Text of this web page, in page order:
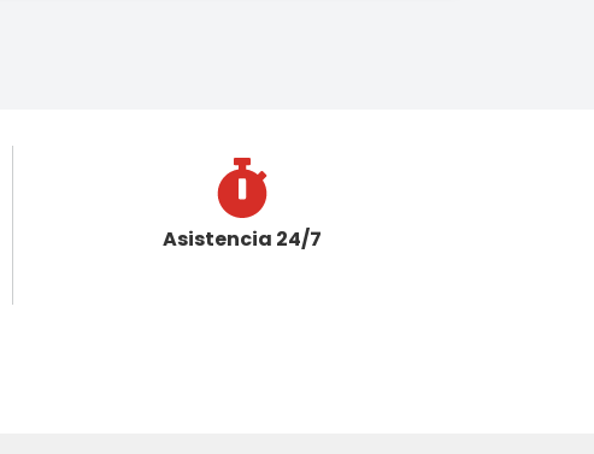
Asistencia 24/7